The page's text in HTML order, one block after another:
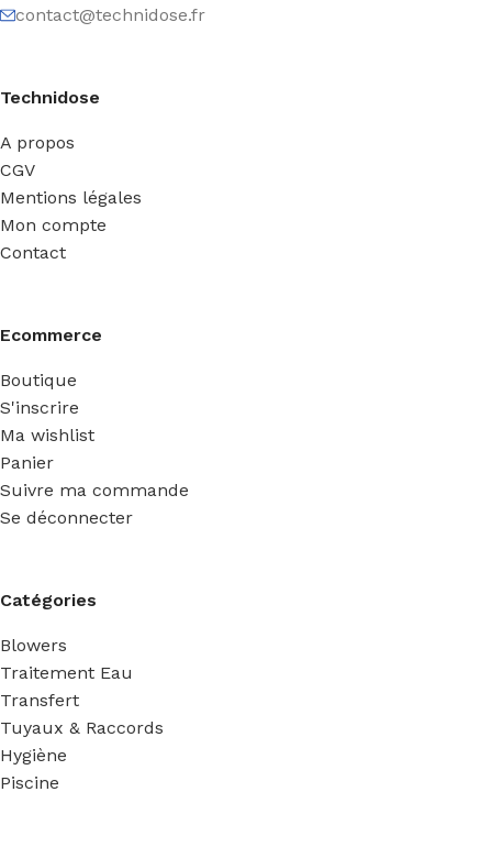
contact@technidose.fr
Technidose
A propos
CGV
Mentions légales
Mon compte
Contact
Ecommerce
Boutique
S'inscrire
Ma wishlist
Panier
Suivre ma commande
Se déconnecter
Catégories
Blowers
Traitement Eau
Transfert
Tuyaux & Raccords
Hygiène
Piscine